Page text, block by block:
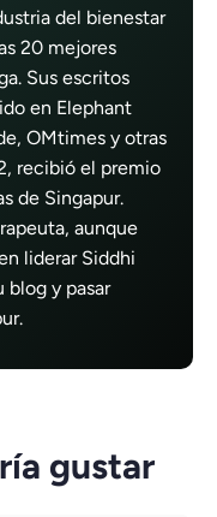
del bienestar
20 mejores
Sus escritos
en Elephant
OMtimes y otras
recibió el premio
de Singapur.
aunque
liderar Siddhi
blog y pasar
gustar